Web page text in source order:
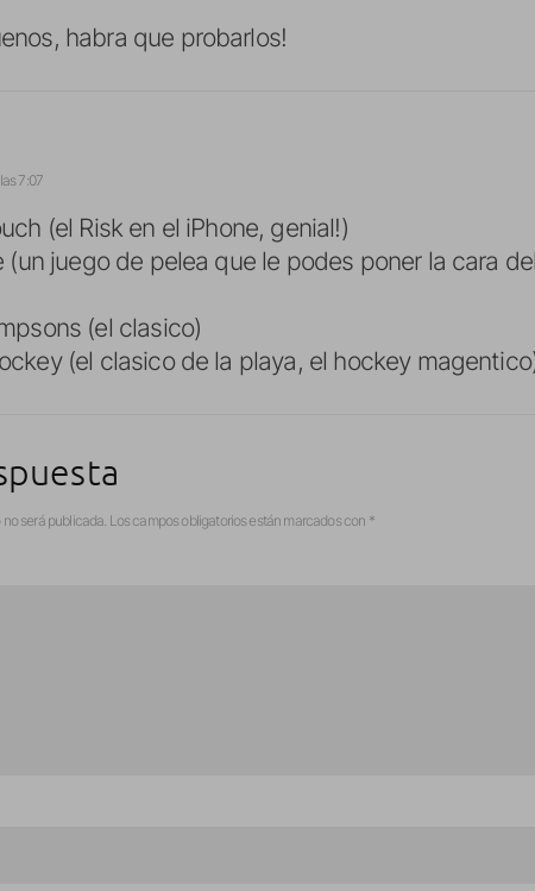
habra que probarlos!
7:07
(el Risk en el iPhone, genial!)
(un juego de pelea que le podes poner la cara
(el clasico)
(el clasico de la playa, el hockey
será publicada. Los campos obligatorios están marcados con *